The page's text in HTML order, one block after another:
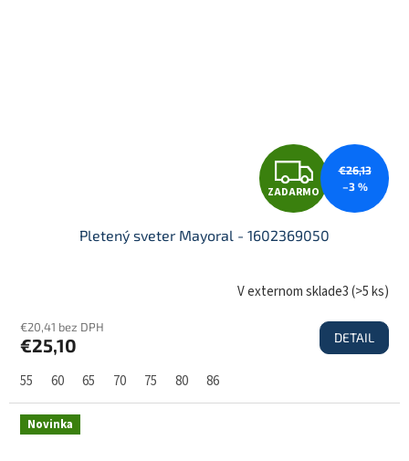
Z
A
D
A
R
ZADARMO
€26,13
–3 %
Pletený sveter Mayoral - 1602369050
V externom sklade3(>5 ks)
€20,41 bez DPH
€25,10 DETAIL
55 60 65 70 75 80 86
Novinka